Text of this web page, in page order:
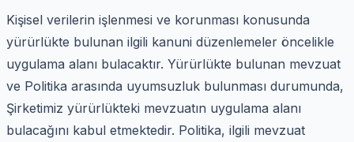
Kişisel verilerin işlenmesi ve korunması konusunda
yürürlükte bulunan ilgili kanuni düzenlemeler öncelikle
uygulama alanı bulacaktır. Yürürlükte bulunan mevzuat
ve Politika arasında uyumsuzluk bulunması durumunda,
Şirketimiz yürürlükteki mevzuatın uygulama alanı
bulacağını kabul etmektedir. Politika, ilgili mevzuat